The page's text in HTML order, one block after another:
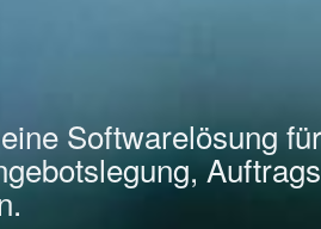
eine Softwarelösung